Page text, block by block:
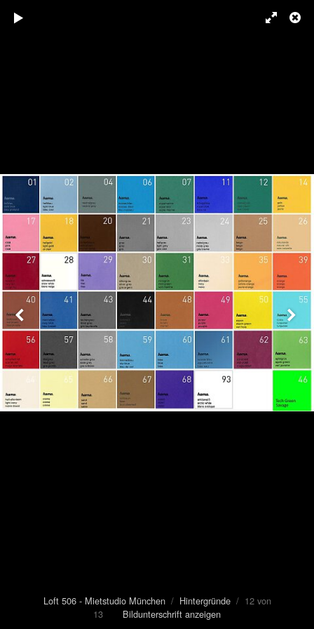
Loft 506 - Mietstudio München/ Hintergründe/ 12 von
13 Bildunterschrift anzeigen